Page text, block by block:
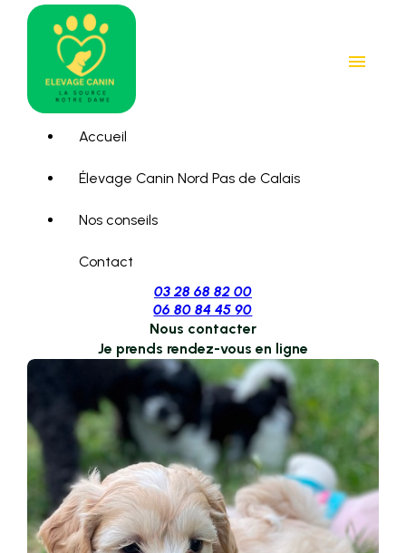
menu
Accueil
Élevage Canin Nord Pas de Calais
Nos conseils
Contact
03 28 68 82 00
06 80 84 45 90
Nous contacter
Je prends rendez-vous en ligne
Panneau de gestion des cookies